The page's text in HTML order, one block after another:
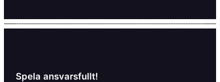
Spela ansvarsfullt!